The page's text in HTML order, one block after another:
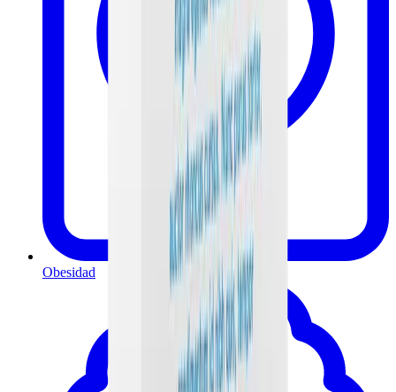
Obesidad